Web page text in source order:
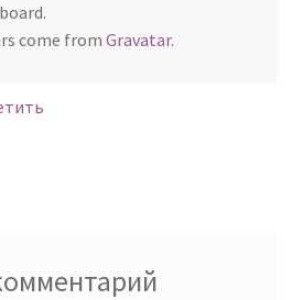
come fromGravatar.